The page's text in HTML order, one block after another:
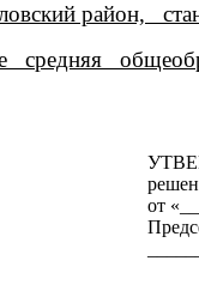
район,
средняя
от